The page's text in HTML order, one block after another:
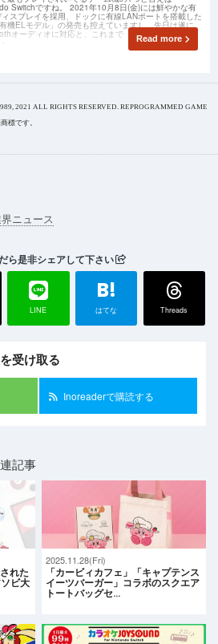
Switchですね。 2021年10月8日(金)には鮮やかな有
スプレイを採用、ドックに有線LANポートを搭載した
機ELモデル」の発売も控えていますし、先日は遂に
オーディオに対応と、これまで「ここがこうだった
Read more
2021 ALL RIGHTS RESERVED. REPROGRAMMED GAME
標です。
ニュース
ら是非シェアして下さい
LINE
B!
はてな Threads
受け取る
Inoreaderで購読する
記事
れた
ビ大
2025.11.28(Fri)
「カービィカフェ」「キャプテンス
イーツバーガー」コラボのスクエア
トートバッグセ…